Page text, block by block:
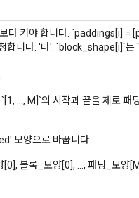
다 커야 합니다. `paddings[i]
정합니다. '나'.
..., M]`의 시작과 끝을 제로
모양으로 바꿉니다.
블록_모양[0], ..., 패딩_모